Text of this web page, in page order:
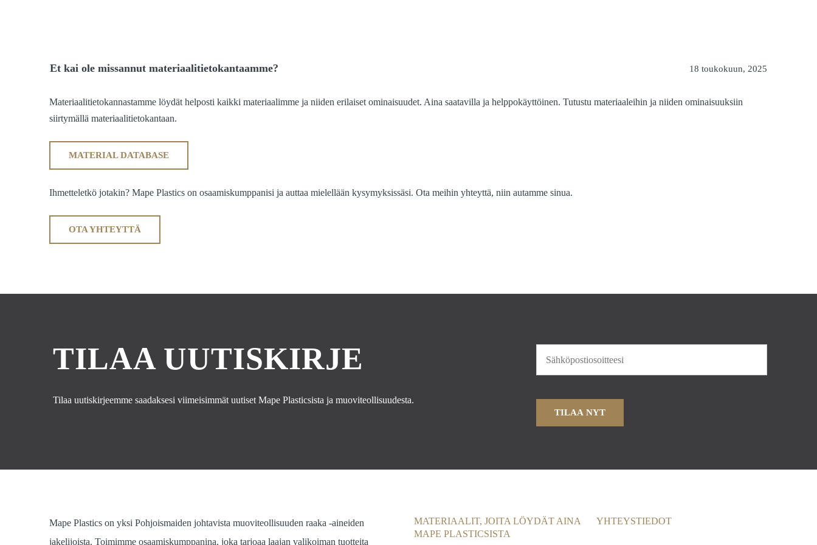
Et kai ole missannut materiaalitietokantaamme? 18 toukokuun, 2025
Materiaalitietokannastamme löydät helposti kaikki materiaalimme ja niiden erilaiset ominaisuudet. Aina saatavilla ja helppokäyttöinen. Tutustu materiaaleihin ja niiden ominaisuuksiin
siirtymällä materiaalitietokantaan.
MATERIAL DATABASE
Ihmetteletkö jotakin? Mape Plastics on osaamiskumppanisi ja auttaa mielellään kysymyksissäsi. Ota meihin yhteyttä, niin autamme sinua.
OTA YHTEYTTÄ
TILAA UUTISKIRJE
Tilaa uutiskirjeemme saadaksesi viimeisimmät uutiset Mape Plasticsista ja muoviteollisuudesta.
Mape Plastics on yksi Pohjoismaiden johtavista muoviteollisuuden raaka -aineiden
jakelijoista. Toimimme osaamiskumppanina, joka tarjoaa laajan valikoiman tuotteita
MATERIAALIT, JOITA LÖYDÄT AINA
MAPE PLASTICSISTA
YHTEYSTIEDOT